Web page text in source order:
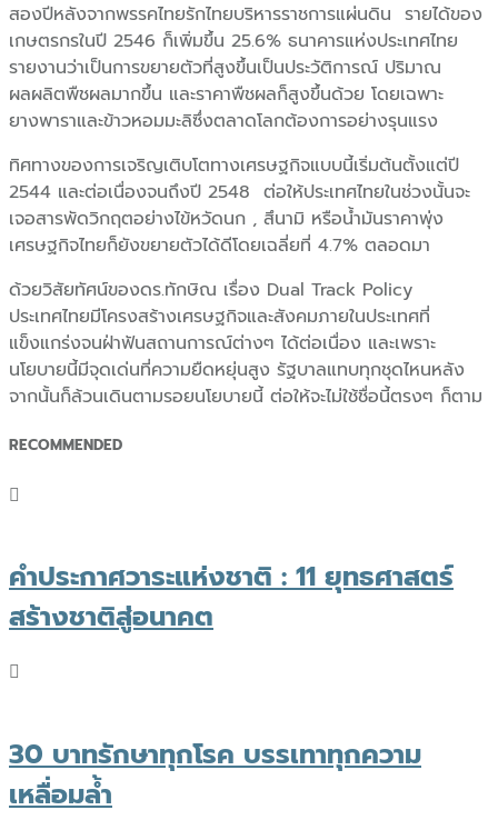
สองปีหลังจากพรรคไทยรักไทยบริหารราชการแผ่นดิน รายได้ของ
เกษตรกรในปี 2546 ก็เพิ่มขึ้น 25.6% ธนาคารแห่งประเทศไทย
รายงานว่าเป็นการขยายตัวที่สูงขึ้นเป็นประวัติการณ์ ปริมาณ
ผลผลิตพืชผลมากขึ้น และราคาพืชผลก็สูงขึ้นด้วย โดยเฉพาะ
ยางพาราและข้าวหอมมะลิซึ่งตลาดโลกต้องการอย่างรุนแรง
ทิศทางของการเจริญเติบโตทางเศรษฐกิจแบบนี้เริ่มต้นตั้งแต่ปี
2544 และต่อเนื่องจนถึงปี 2548 ต่อให้ประเทศไทยในช่วงนั้นจะ
เจอสารพัดวิกฤตอย่างไข้หวัดนก , สึนามิ หรือน้ำมันราคาพุ่ง
เศรษฐกิจไทยก็ยังขยายตัวได้ดีโดยเฉลี่ยที่ 4.7% ตลอดมา
ด้วยวิสัยทัศน์ของดร.ทักษิณ เรื่อง Dual Track Policy
ประเทศไทยมีโครงสร้างเศรษฐกิจและสังคมภายในประเทศที่
แข็งแกร่งจนฝ่าฟันสถานการณ์ต่างๆ ได้ต่อเนื่อง และเพราะ
นโยบายนี้มีจุดเด่นที่ความยืดหยุ่นสูง รัฐบาลแทบทุกชุดไหนหลัง
จากนั้นก็ล้วนเดินตามรอยนโยบายนี้ ต่อให้จะไม่ใช้ชื่อนี้ตรงๆ ก็ตาม
RECOMMENDED
คำประกาศวาระแห่งชาติ : 11 ยุทธศาสตร์
สร้างชาติสู่อนาคต
30 บาทรักษาทุกโรค บรรเทาทุกความ
เหลื่อมล้ำ